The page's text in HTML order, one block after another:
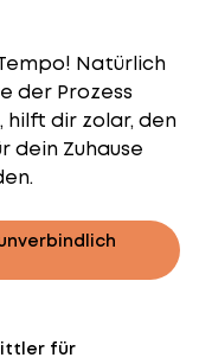
Natürlich
der Prozess
dir zolar, den
Zuhause
für